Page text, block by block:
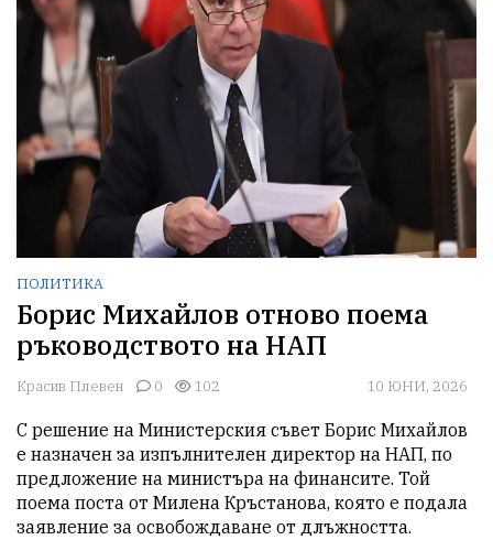
ПОЛИТИКА
Борис Михайлов отново поема
ръководството на НАП
Красив Плевен 0 102 10 ЮНИ, 2026
С решение на Министерския съвет Борис Михайлов
е назначен за изпълнителен директор на НАП, по
предложение на министъра на финансите. Той
поема поста от Милена Кръстанова, която е подала
заявление за освобождаване от длъжността.